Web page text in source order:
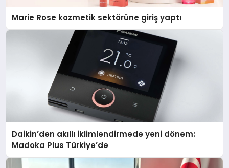
Marie Rose kozmetik sektörüne giriş yaptı
Daikin’den akıllı iklimlendirmede yeni dönem:
Madoka Plus Türkiye’de